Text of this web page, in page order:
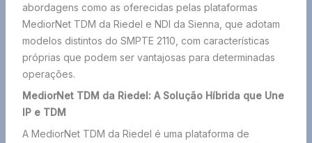
abordagens como as oferecidas pelas plataformas
MediorNet TDM da Riedel e NDI da Sienna, que adotam
modelos distintos do SMPTE 2110, com características
próprias que podem ser vantajosas para determinadas
operações.
MediorNet TDM da Riedel: A Solução Híbrida que Une
IP e TDM
A MediorNet TDM da Riedel é uma plataforma de